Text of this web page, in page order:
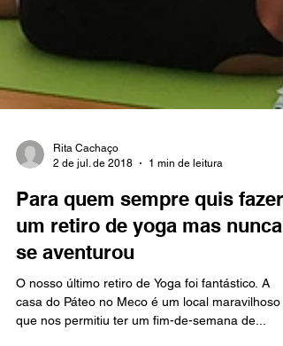
Rita Cachaço
2 de jul. de 2018
1 min de leitura
um retiro de yoga mas nunca
se aventurou